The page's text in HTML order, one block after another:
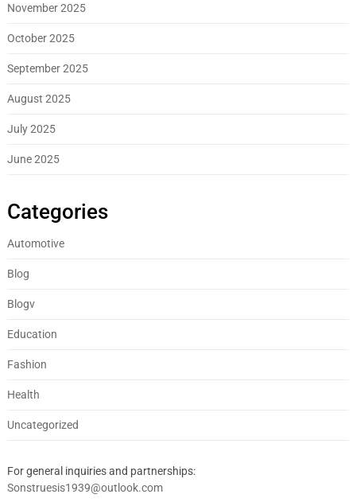
November 2025
October 2025
September 2025
August 2025
July 2025
June 2025
Categories
Automotive
Blog
Blogv
Education
Fashion
Health
Uncategorized
For general inquiries and partnerships:
Sonstruesis1939@outlook.com